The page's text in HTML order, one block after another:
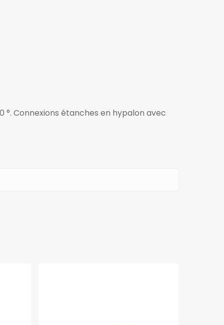
°. Connexions étanches en hypalon avec